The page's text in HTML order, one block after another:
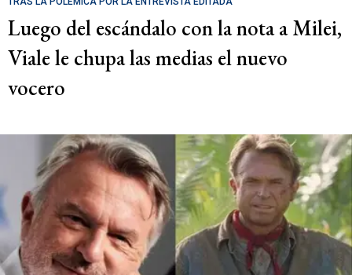
Luego del escándalo con la nota a Milei,
Viale le chupa las medias el nuevo
vocero